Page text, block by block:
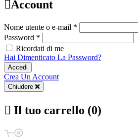
Account
Nome utente o e-mail *
Password *
Ricordati di me
Hai Dimenticato La Password?
Accedi
Crea Un Account
Chiudere
Il tuo carrello (0)